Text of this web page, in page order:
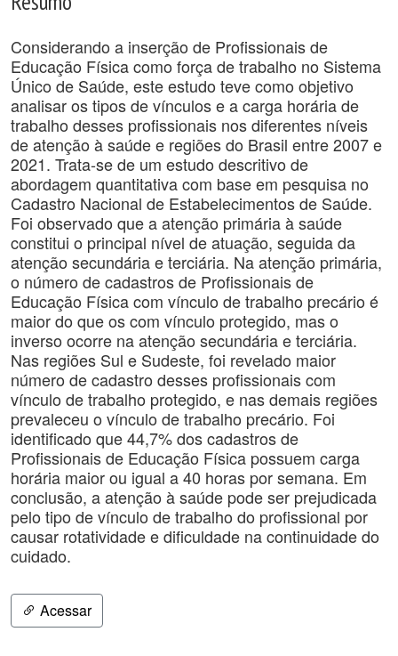
Considerando a inserção de Profissionais de
Educação Física como força de trabalho no Sistema
Único de Saúde, este estudo teve como objetivo
analisar os tipos de vínculos e a carga horária de
trabalho desses profissionais nos diferentes níveis
de atenção à saúde e regiões do Brasil entre 2007 e
2021. Trata-se de um estudo descritivo de
abordagem quantitativa com base em pesquisa no
Cadastro Nacional de Estabelecimentos de Saúde.
Foi observado que a atenção primária à saúde
constitui o principal nível de atuação, seguida da
atenção secundária e terciária. Na atenção primária,
o número de cadastros de Profissionais de
Educação Física com vínculo de trabalho precário é
maior do que os com vínculo protegido, mas o
inverso ocorre na atenção secundária e terciária.
Nas regiões Sul e Sudeste, foi revelado maior
número de cadastro desses profissionais com
vínculo de trabalho protegido, e nas demais regiões
prevaleceu o vínculo de trabalho precário. Foi
identificado que 44,7% dos cadastros de
Profissionais de Educação Física possuem carga
horária maior ou igual a 40 horas por semana. Em
conclusão, a atenção à saúde pode ser prejudicada
pelo tipo de vínculo de trabalho do profissional por
causar rotatividade e dificuldade na continuidade do
cuidado.
Acessar